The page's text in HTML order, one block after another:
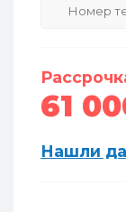
61
Нашли